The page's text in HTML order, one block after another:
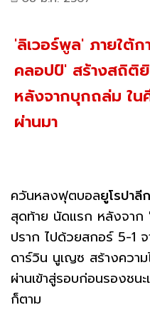
'ลิเวอร์พูล' ภายใต้
คลอปป์' สร้างสถิติ
หลังจากบุกถล่ม ใน
ผ่านมา
ควันหลงฟุตบอลยูโรปาลีก
สุดท้าย นัดแรก หลังจาก
ปราก ไปด้วยสกอร์ 5-1
ดาร์วิน นูเญซ สร้างความ
ผ่านเข้าสู่รอบก่อนรองชน
ก็ตาม